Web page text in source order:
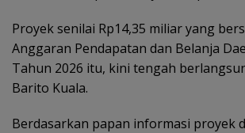
Proyek senilai Rp14,35 miliar yang
Anggaran Pendapatan dan Belanja
Tahun 2026 itu, kini tengah
Barito Kuala.
Berdasarkan papan informasi proyek